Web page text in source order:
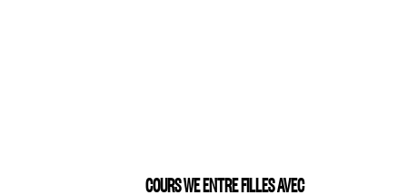
COURS WE ENTRE FILLES AVEC